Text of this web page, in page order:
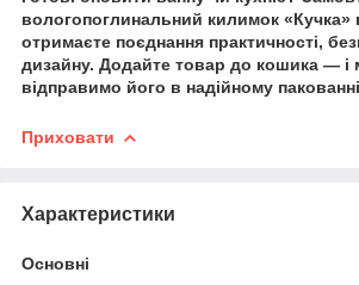
вологопоглинальний килимок «Кучка»
отримаєте поєднання практичності,
дизайну. Додайте товар до кошика — і
відправимо його в надійному
Приховати
Характеристики
Основні